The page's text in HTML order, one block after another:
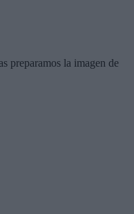
preparamos la imagen de